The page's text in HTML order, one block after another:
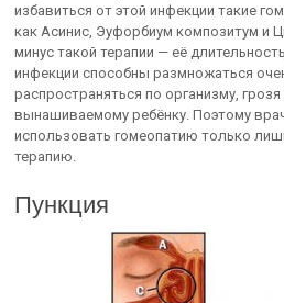
избавиться от этой инфекции такие
как Асинис, Эуфорбиум композитум и
минус такой терапии — её
инфекции способны размножаться
распространяться по организму,
вынашиваемому ребёнку. Поэтому
использовать гомеопатию только
терапию.
Пункция